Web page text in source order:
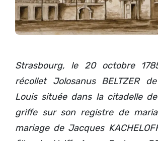
Strasbourg, le 20 octobre
récollet Jolosanus BELTZER
Louis située dans la citadelle
griffe sur son registre de
mariage de Jacques